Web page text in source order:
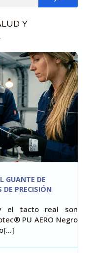
Y
GUANTE DE
DE PRECISIÓN
el tacto real son
PU AERO Negro